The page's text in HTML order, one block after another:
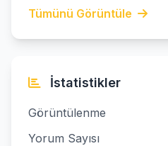
Tümünü Görüntüle
İstatistikler
Görüntülenme
Yorum Sayısı